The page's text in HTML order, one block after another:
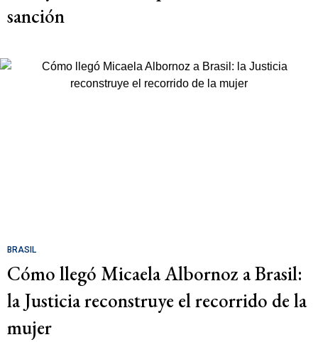
sanción
BRASIL
Cómo llegó Micaela Albornoz a Brasil:
la Justicia reconstruye el recorrido de la
mujer